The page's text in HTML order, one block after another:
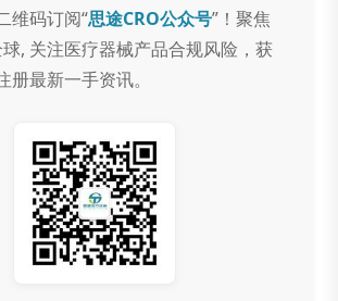
维码订阅“思途CRO公众号”！聚焦
, 关注医疗器械产品合规风险，获
册最新一手资讯。